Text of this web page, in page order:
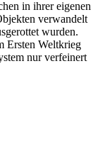
in ihrer eigenen
verwandelt
wurden.
Ersten Weltkrieg
nur verfeinert